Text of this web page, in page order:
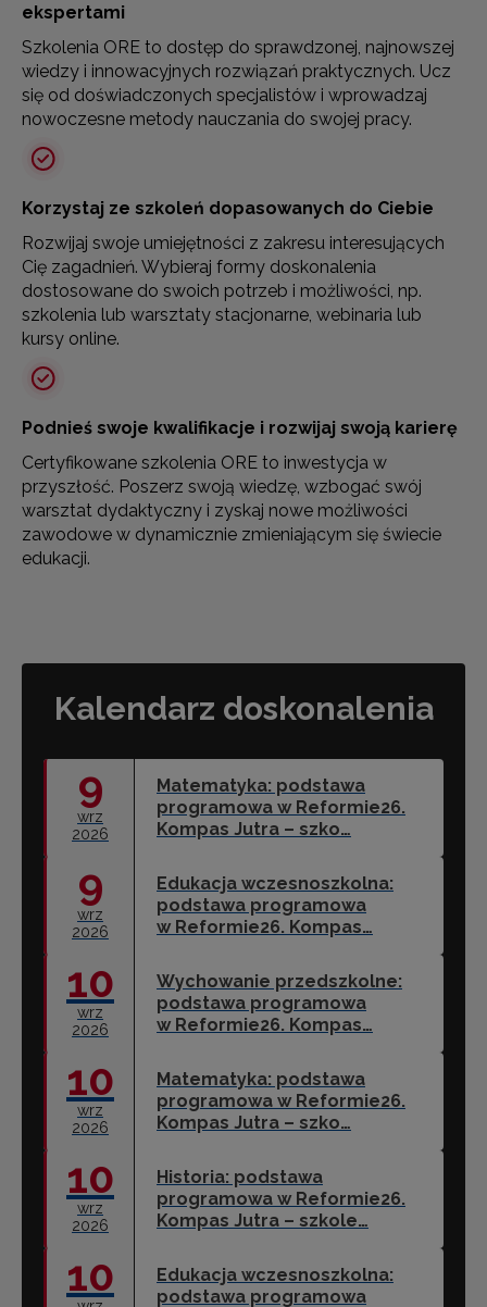
Kalendarz doskonalenia
9
wrz
2026
Matematyka: podstawa
programowa w Reformie26.
Kompas Jutra – szko…
9
wrz
2026
Edukacja wczesnoszkolna:
podstawa programowa
w Reformie26. Kompas…
10
wrz
2026
Wychowanie przedszkolne:
podstawa programowa
w Reformie26. Kompas…
10
wrz
2026
Matematyka: podstawa
programowa w Reformie26.
Kompas Jutra – szko…
10
wrz
2026
Historia: podstawa
programowa w Reformie26.
Kompas Jutra – szkole…
10
Edukacja wczesnoszkolna:
podstawa programowa
ekspertami
Szkolenia ORE to dostęp do sprawdzonej, najnowszej
wiedzy i innowacyjnych rozwiązań praktycznych. Ucz
się od doświadczonych specjalistów i wprowadzaj
nowoczesne metody nauczania do swojej pracy.
Korzystaj ze szkoleń dopasowanych do Ciebie
Rozwijaj swoje umiejętności z zakresu interesujących
Cię zagadnień. Wybieraj formy doskonalenia
dostosowane do swoich potrzeb i możliwości, np.
szkolenia lub warsztaty stacjonarne, webinaria lub
kursy online.
Podnieś swoje kwalifikacje i rozwijaj swoją karierę
Certyfikowane szkolenia ORE to inwestycja w
przyszłość. Poszerz swoją wiedzę, wzbogać swój
warsztat dydaktyczny i zyskaj nowe możliwości
zawodowe w dynamicznie zmieniającym się świecie
edukacji.